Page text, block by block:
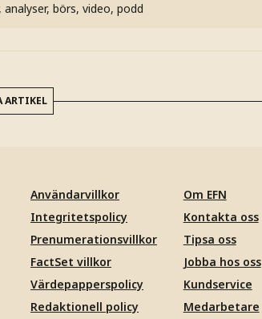
analyser, börs, video, podd
ARTIKEL
Användarvillkor
Integritetspolicy
Prenumerationsvillkor
FactSet villkor
Värdepapperspolicy
Redaktionell policy
Om EFN
Kontakta oss
Tipsa oss
Jobba hos oss
Kundservice
Medarbetare